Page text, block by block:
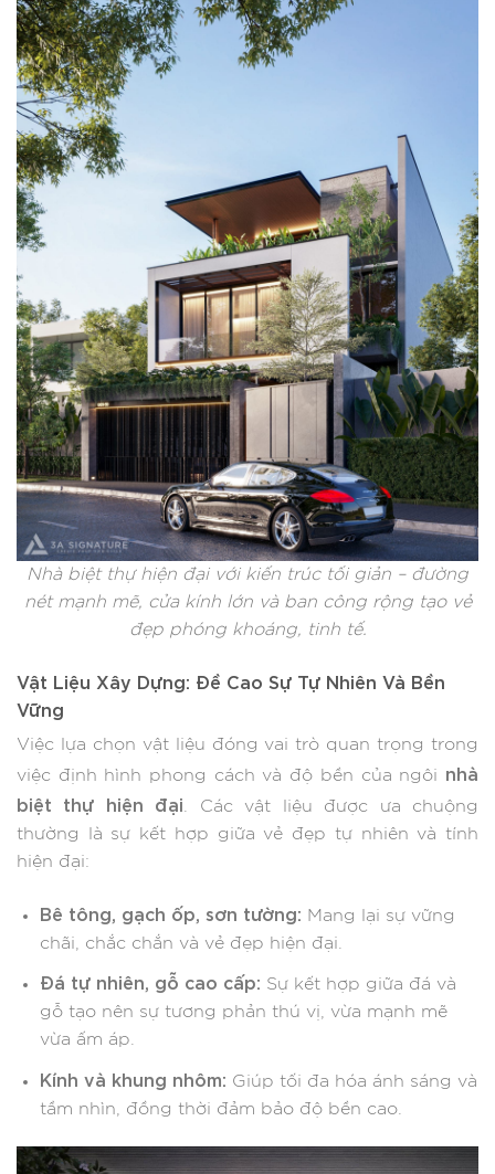
Nhà biệt thự hiện đại với kiến trúc tối giản – đường
nét mạnh mẽ, cửa kính lớn và ban công rộng tạo vẻ
đẹp phóng khoáng, tinh tế.
Vật Liệu Xây Dựng: Đề Cao Sự Tự Nhiên Và Bền
Vững
Việc lựa chọn vật liệu đóng vai trò quan trọng trong
việc định hình phong cách và độ bền của ngôi nhà
biệt thự hiện đại . Các vật liệu được ưa chuộng
thường là sự kết hợp giữa vẻ đẹp tự nhiên và tính
hiện đại:
Bê tông, gạch ốp, sơn tường: Mang lại sự vững
chãi, chắc chắn và vẻ đẹp hiện đại.
Đá tự nhiên, gỗ cao cấp: Sự kết hợp giữa đá và
gỗ tạo nên sự tương phản thú vị, vừa mạnh mẽ
vừa ấm áp.
Kính và khung nhôm: Giúp tối đa hóa ánh sáng và
tầm nhìn, đồng thời đảm bảo độ bền cao.